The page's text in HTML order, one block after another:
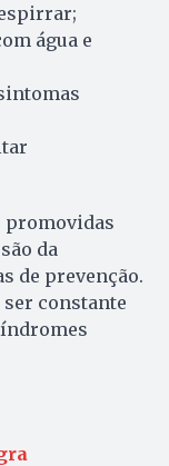
água e
promovidas
da
de prevenção.
ser constante